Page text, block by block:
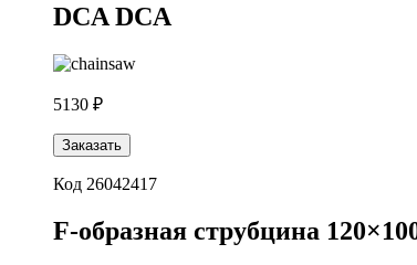
DCA DCA
5130 ₽
Заказать
Код 26042417
F-образная струбцина